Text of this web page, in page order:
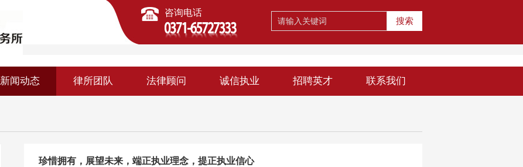
咨询电话
搜索
新闻动态 律所团队 法律顾问 诚信执业 招聘英才 联系我们
珍惜拥有，展望未来，端正执业理念，提正执业信心